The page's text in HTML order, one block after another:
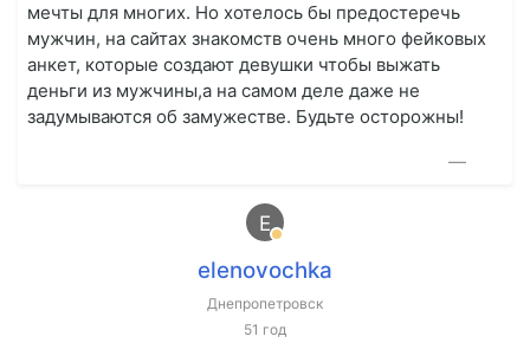
мечты для многих. Но хотелось бы предостеречь
мужчин, на сайтах знакомств очень много фейковых
анкет, которые создают девушки чтобы выжать
деньги из мужчины,а на самом деле даже не
задумываются об замужестве. Будьте осторожны!
—
E
elenovochka
Днепропетровск
51 год